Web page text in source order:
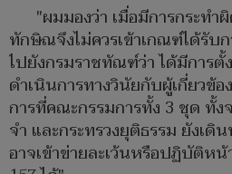
"ผมมองว่า เมื่อมีการกระทำ
ทักษิณจึงไม่ควรเข้าเกณฑ์ได้รับ
ไปยังกรมราชทัณฑ์ว่า ได้มีการตั้
ดำเนินการทางวินัยกับผู้เกี่ยวข้
การที่คณะกรรมการทั้ง 3 ชุด ทั้
จำ และกระทรวงยุติธรรม ยังเ
อาจเข้าข่ายละเว้นหรือปฏิบัติห